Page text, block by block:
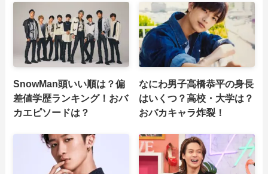
SnowMan頭いい順は？偏
差値学歴ランキング！おバ
カエピソードは？
なにわ男子高橋恭平の身長
はいくつ？高校・大学は？
おバカキャラ炸裂！